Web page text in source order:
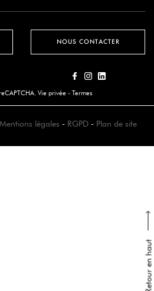
Retour en haut
NOUS CONTACTER
Vie privée - Termes
Mentions légales - RGPD - Plan de site